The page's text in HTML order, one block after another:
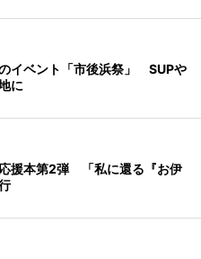
イベント「市後浜祭」 SUPや
に
援本第2弾 「私に還る『お伊